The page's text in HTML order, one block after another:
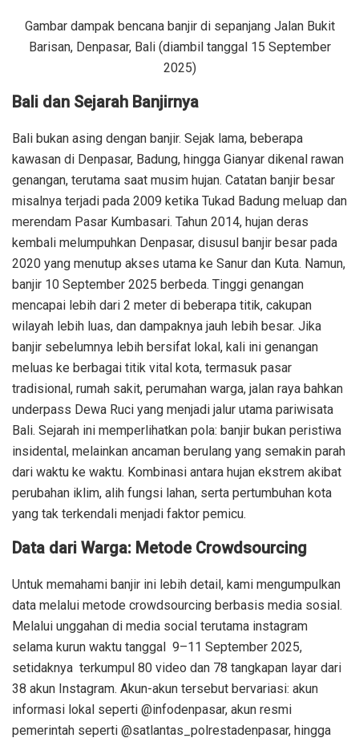
Gambar dampak bencana banjir di sepanjang Jalan Bukit
Barisan, Denpasar, Bali (diambil tanggal 15 September
2025)
Bali dan Sejarah Banjirnya
Bali bukan asing dengan banjir. Sejak lama, beberapa
kawasan di Denpasar, Badung, hingga Gianyar dikenal rawan
genangan, terutama saat musim hujan. Catatan banjir besar
misalnya terjadi pada 2009 ketika Tukad Badung meluap dan
merendam Pasar Kumbasari. Tahun 2014, hujan deras
kembali melumpuhkan Denpasar, disusul banjir besar pada
2020 yang menutup akses utama ke Sanur dan Kuta. Namun,
banjir 10 September 2025 berbeda. Tinggi genangan
mencapai lebih dari 2 meter di beberapa titik, cakupan
wilayah lebih luas, dan dampaknya jauh lebih besar. Jika
banjir sebelumnya lebih bersifat lokal, kali ini genangan
meluas ke berbagai titik vital kota, termasuk pasar
tradisional, rumah sakit, perumahan warga, jalan raya bahkan
underpass Dewa Ruci yang menjadi jalur utama pariwisata
Bali. Sejarah ini memperlihatkan pola: banjir bukan peristiwa
insidental, melainkan ancaman berulang yang semakin parah
dari waktu ke waktu. Kombinasi antara hujan ekstrem akibat
perubahan iklim, alih fungsi lahan, serta pertumbuhan kota
yang tak terkendali menjadi faktor pemicu.
Data dari Warga: Metode Crowdsourcing
Untuk memahami banjir ini lebih detail, kami mengumpulkan
data melalui metode crowdsourcing berbasis media sosial.
Melalui unggahan di media social terutama instagram
selama kurun waktu tanggal 9–11 September 2025,
setidaknya terkumpul 80 video dan 78 tangkapan layar dari
38 akun Instagram. Akun-akun tersebut bervariasi: akun
informasi lokal seperti @infodenpasar, akun resmi
pemerintah seperti @satlantas_polrestadenpasar, hingga